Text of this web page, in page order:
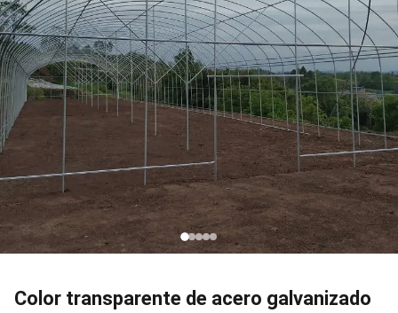
Color transparente de acero galvanizado